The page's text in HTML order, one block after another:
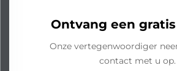
Ontvang een
Onze vertegenwoordiger
contact met u op.